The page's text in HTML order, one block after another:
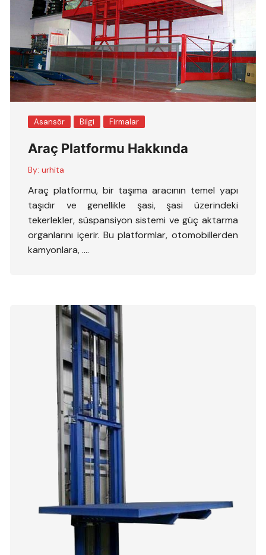
Asansör Bilgi Firmalar
Araç Platformu Hakkında
By: urhita
Araç platformu, bir taşıma aracının temel yapı
taşıdır ve genellikle şasi, şasi üzerindeki
tekerlekler, süspansiyon sistemi ve güç aktarma
organlarını içerir. Bu platformlar, otomobillerden
kamyonlara, ….